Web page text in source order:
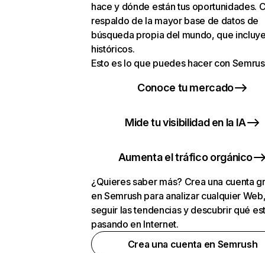
hace y dónde están tus oportunidades.
respaldo de la mayor base de datos de
búsqueda propia del mundo, que
históricos.
Esto es lo que puedes hacer con
Conoce tu mercado
Mide tu visibilidad en la IA
Aumenta el tráfico orgánico
¿Quieres saber más? Crea una cuenta
en Semrush para analizar cualquier
seguir las tendencias y descubrir qué
pasando en Internet.
Crea una cuenta en Semrush